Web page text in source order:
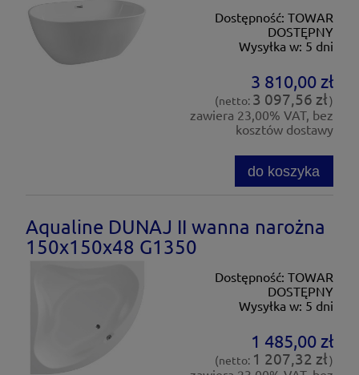
Dostępność: TOWAR
DOSTĘPNY
Wysyłka w: 5 dni
3 810,00 zł
(netto: 3 097,56 zł)
zawiera 23,00% VAT, bez
kosztów dostawy
do koszyka
Aqualine DUNAJ II wanna narożna
150x150x48 G1350
Dostępność: TOWAR
DOSTĘPNY
Wysyłka w: 5 dni
1 485,00 zł
(netto: 1 207,32 zł)